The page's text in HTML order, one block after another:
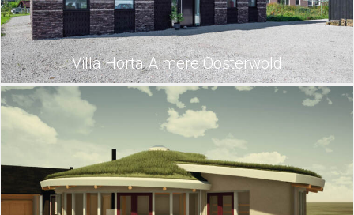
Villa Horta Almere Oosterwold